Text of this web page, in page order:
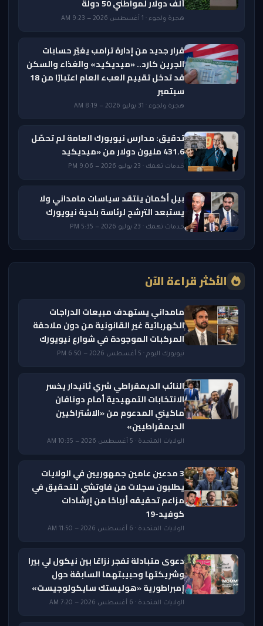
ألف دولار لمواطني 50 دولة
هجرة ولجوء · 1 أغسطس 2026 — 9:23 AM
قرار جديد من إدارة ترامب يغيّر حسابات
الجرين كارد.. «ميديكيد» والغذاء والسكن
قد تدخل تقييم العبء العام اعتبارًا من 18
سبتمبر
هجرة ولجوء · 31 يوليو 2026 — 8:19 AM
تدقيق: مدارس نيويورك العامة لم تحصّل
431.6 مليون دولار من «ميديكيد
خدمات تهمك · 23 يوليو 2026 — 9:06 PM
بيل أكمان ينتقد سياسات مامداني ولا
يستبعد الترشح لرئاسة بلدية نيويورك
خدمات تهمك · 23 يوليو 2026 — 5:35 PM
الأكثر قراءة الآن
مامداني يستهدف مبيعات الدراجات
الكهربائية غير القانونية من دون ملاحقة
المركبات الموجودة في شوارع نيويورك
نيويورك اليوم · 5 أغسطس 2026 — 6:50 PM
النائب الديمقراطي شري ثانيدار يخسر
الانتخابات التمهيدية أمام دونافان
ماكيني المدعوم من «الاشتراكيين
الديمقراطيين»
الولايات المتحدة · 5 أغسطس 2026 — 10:35 AM
3 مدعين عامين جمهوريين في الولايات
يطلبون سجلات من فاوتشي للتحقيق في
مزاعم تحقيقه أرباحًا من إرشادات
كوفيد-19
الولايات المتحدة · 6 أغسطس 2026 — 11:50 AM
دعوى متبادلة تفجر نزاعًا بين نيكول لي بيرا
وشريكتها وحبيبتهما السابقة حول
إمبراطورية «هوليستك سايكولوجيست»
الولايات المتحدة · 6 أغسطس 2026 — 7:20 AM